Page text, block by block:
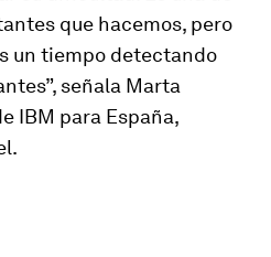
que hacemos, pero
un tiempo detectando
señala Marta
IBM para España,